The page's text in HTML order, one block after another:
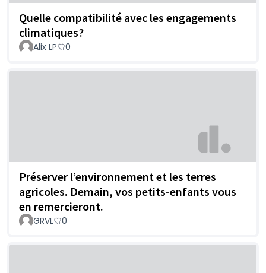
Quelle compatibilité avec les engagements
climatiques?
Alix LP 0
Préserver l’environnement et les terres
agricoles. Demain, vos petits-enfants vous
en remercieront.
GRVL 0